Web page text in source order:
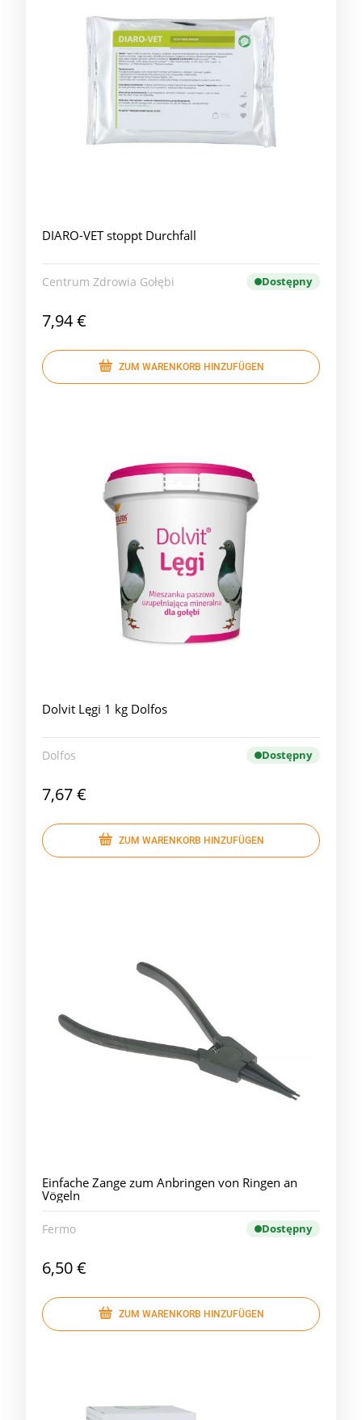
DIARO-VET stoppt Durchfall
Centrum Zdrowia Gołębi Dostępny
7,94 €
ZUM WARENKORB HINZUFÜGEN
Dolvit Lęgi 1 kg Dolfos
Dolfos Dostępny
7,67 €
ZUM WARENKORB HINZUFÜGEN
Einfache Zange zum Anbringen von Ringen an
Vögeln
Fermo Dostępny
6,50 €
ZUM WARENKORB HINZUFÜGEN